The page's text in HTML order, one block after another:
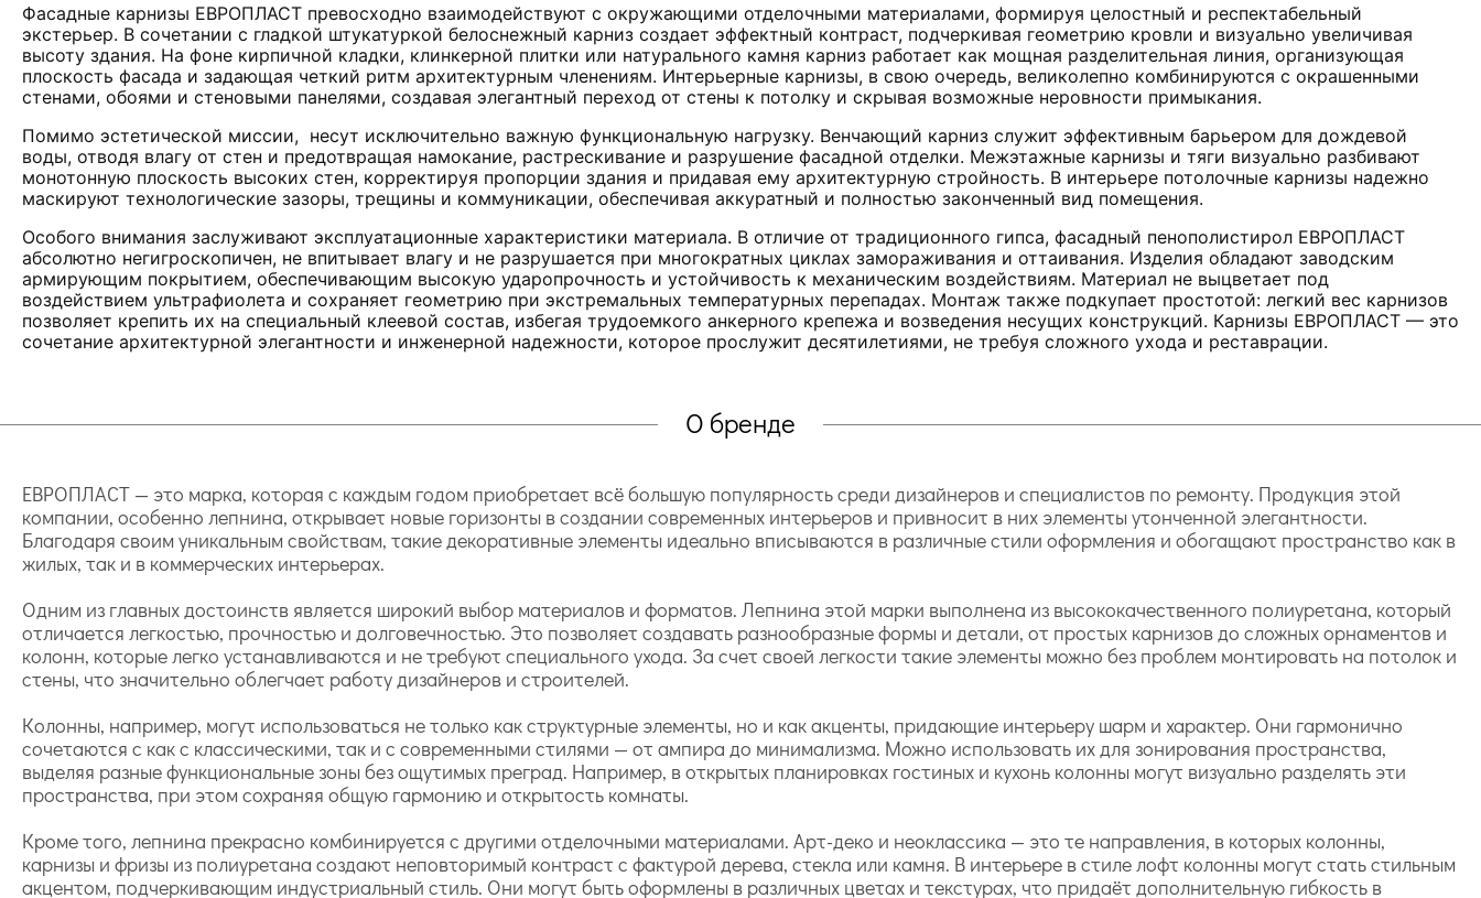
Фасадные карнизы ЕВРОПЛАСТ превосходно взаимодействуют с окружающими отделочными материалами, формируя целостный и респектабельный
экстерьер. В сочетании с гладкой штукатуркой белоснежный карниз создает эффектный контраст, подчеркивая геометрию кровли и визуально увеличивая
высоту здания. На фоне кирпичной кладки, клинкерной плитки или натурального камня карниз работает как мощная разделительная линия, организующая
плоскость фасада и задающая четкий ритм архитектурным членениям. Интерьерные карнизы, в свою очередь, великолепно комбинируются с окрашенными
стенами, обоями и стеновыми панелями, создавая элегантный переход от стены к потолку и скрывая возможные неровности примыкания.
Помимо эстетической миссии, несут исключительно важную функциональную нагрузку. Венчающий карниз служит эффективным барьером для дождевой
воды, отводя влагу от стен и предотвращая намокание, растрескивание и разрушение фасадной отделки. Межэтажные карнизы и тяги визуально разбивают
монотонную плоскость высоких стен, корректируя пропорции здания и придавая ему архитектурную стройность. В интерьере потолочные карнизы надежно
маскируют технологические зазоры, трещины и коммуникации, обеспечивая аккуратный и полностью законченный вид помещения.
Особого внимания заслуживают эксплуатационные характеристики материала. В отличие от традиционного гипса, фасадный пенополистирол ЕВРОПЛАСТ
абсолютно негигроскопичен, не впитывает влагу и не разрушается при многократных циклах замораживания и оттаивания. Изделия обладают заводским
армирующим покрытием, обеспечивающим высокую ударопрочность и устойчивость к механическим воздействиям. Материал не выцветает под
воздействием ультрафиолета и сохраняет геометрию при экстремальных температурных перепадах. Монтаж также подкупает простотой: легкий вес карнизов
позволяет крепить их на специальный клеевой состав, избегая трудоемкого анкерного крепежа и возведения несущих конструкций. Карнизы ЕВРОПЛАСТ — это
сочетание архитектурной элегантности и инженерной надежности, которое прослужит десятилетиями, не требуя сложного ухода и реставрации.
О бренде
ЕВРОПЛАСТ — это марка, которая с каждым годом приобретает всё большую популярность среди дизайнеров и специалистов по ремонту. Продукция этой
компании, особенно лепнина, открывает новые горизонты в создании современных интерьеров и привносит в них элементы утонченной элегантности.
Благодаря своим уникальным свойствам, такие декоративные элементы идеально вписываются в различные стили оформления и обогащают пространство как в
жилых, так и в коммерческих интерьерах.
Одним из главных достоинств является широкий выбор материалов и форматов. Лепнина этой марки выполнена из высококачественного полиуретана, который
отличается легкостью, прочностью и долговечностью. Это позволяет создавать разнообразные формы и детали, от простых карнизов до сложных орнаментов и
колонн, которые легко устанавливаются и не требуют специального ухода. За счет своей легкости такие элементы можно без проблем монтировать на потолок и
стены, что значительно облегчает работу дизайнеров и строителей.
Колонны, например, могут использоваться не только как структурные элементы, но и как акценты, придающие интерьеру шарм и характер. Они гармонично
сочетаются с как с классическими, так и с современными стилями — от ампира до минимализма. Можно использовать их для зонирования пространства,
выделяя разные функциональные зоны без ощутимых преград. Например, в открытых планировках гостиных и кухонь колонны могут визуально разделять эти
пространства, при этом сохраняя общую гармонию и открытость комнаты.
Кроме того, лепнина прекрасно комбинируется с другими отделочными материалами. Арт-деко и неоклассика — это те направления, в которых колонны,
карнизы и фризы из полиуретана создают неповторимый контраст с фактурой дерева, стекла или камня. В интерьере в стиле лофт колонны могут стать стильным
акцентом, подчеркивающим индустриальный стиль. Они могут быть оформлены в различных цветах и текстурах, что придаёт дополнительную гибкость в